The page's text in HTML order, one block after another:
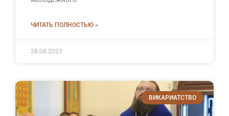
ЧИТАТЬ ПОЛНОСТЬЮ »
28.08.2023
ВИКАРИАТСТВО